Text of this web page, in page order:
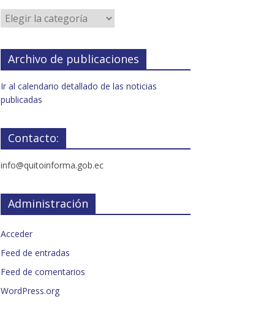
Archivo de publicaciones
Ir al calendario detallado de las noticias
publicadas
Contacto:
info@quitoinforma.gob.ec
Administración
Acceder
Feed de entradas
Feed de comentarios
WordPress.org